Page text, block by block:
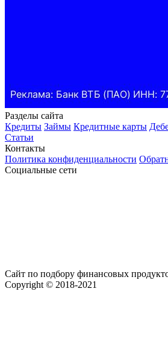
Разделы сайта
Кредиты Займы Кредитные карты
Статьи
Контакты
Политика конфиденциальности
Социальные сети
Сайт по подбору финансовых
Copyright © 2018-2021